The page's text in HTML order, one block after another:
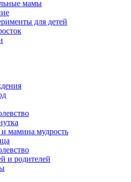
мамы
для детей
мамина мудрость
и родителей